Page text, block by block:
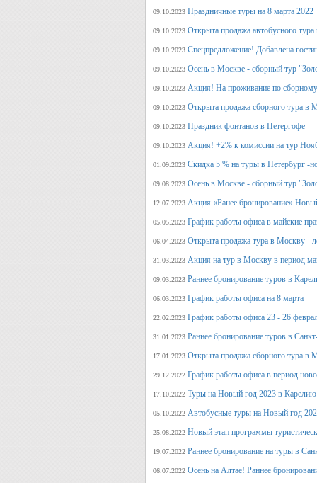
09.10.2023 Праздничные туры на 8 марта 2022
09.10.2023 Открыта продажа автобусного
09.10.2023 Спецпредложение! Добавлена
09.10.2023 Осень в Москве - сборный тур
09.10.2023 Акция! На проживание по
09.10.2023 Открыта продажа сборного тура в
09.10.2023 Праздник фонтанов в Петергофе
09.10.2023 Акция! +2% к комиссии на тур
01.09.2023 Скидка 5 % на туры в Петербург -
09.08.2023 Осень в Москве - сборный тур
12.07.2023 Акция «Ранее бронирование»
05.05.2023 График работы офиса в майские
06.04.2023 Открыта продажа тура в Москву -
31.03.2023 Акция на тур в Москву в период
09.03.2023 Раннее бронирование туров в
06.03.2023 График работы офиса на 8 марта
22.02.2023 График работы офиса 23 - 26
31.01.2023 Раннее бронирование туров в
17.01.2023 Открыта продажа сборного тура в
29.12.2022 График работы офиса в период
17.10.2022 Туры на Новый год 2023 в Карелию
05.10.2022 Автобусные туры на Новый год
25.08.2022 Новый этап программы
19.07.2022 Раннее бронирование на туры в
06.07.2022 Осень на Алтае! Раннее